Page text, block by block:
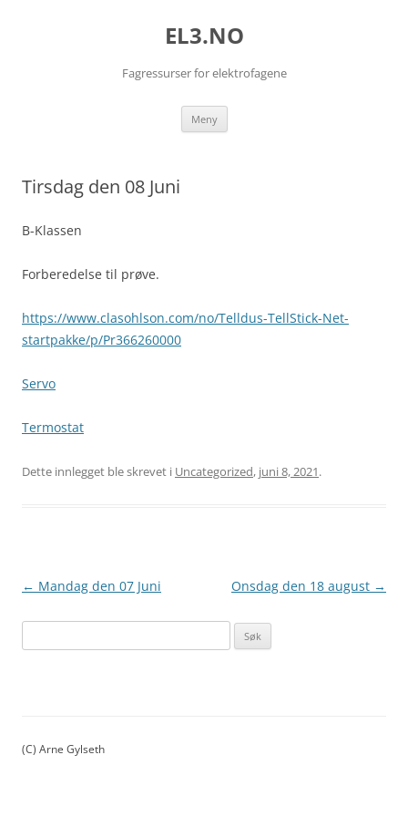
EL3.NO
Fagressurser for elektrofagene
Meny Hopp
innhold
Tirsdag den 08 Juni
B-Klassen
Forberedelse til prøve.
https://www.clasohlson.com/no/Telldus-TellStick-Net-
startpakke/p/Pr366260000
Servo
Termostat
Dette innlegget ble skrevet i Uncategorized, juni 8, 2021.
Innleggsnavigasjon
← Mandag den 07 Juni Onsdag den 18 august →
ø
t
(C) Arne Gylseth